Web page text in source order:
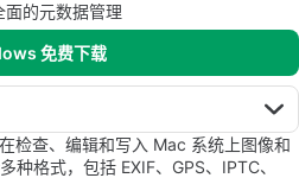
的元数据管理
免费下载
检查、编辑和写入 Mac 系统上图像和
种格式，包括 EXIF、GPS、IPTC、